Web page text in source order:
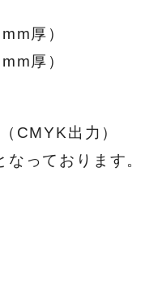
厚）
厚）
CMYK出力）
っております。